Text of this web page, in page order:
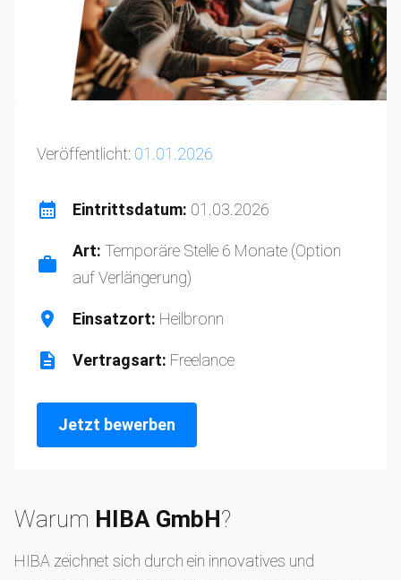
Veröffentlicht: 01.01.2026
Eintrittsdatum: 01.03.2026
Art: Temporäre Stelle 6 Monate (Option
auf Verlängerung)
Einsatzort: Heilbronn
Vertragsart: Freelance
Jetzt bewerben
Warum HIBA GmbH?
HIBA zeichnet sich durch ein innovatives und